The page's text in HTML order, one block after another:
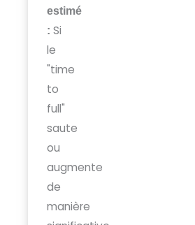
estimé
: Si
le
"time
to
full"
saute
ou
augmente
de
manière